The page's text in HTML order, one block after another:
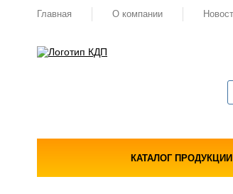
Главная О компании
КАТАЛОГ ПРОДУКЦИИ